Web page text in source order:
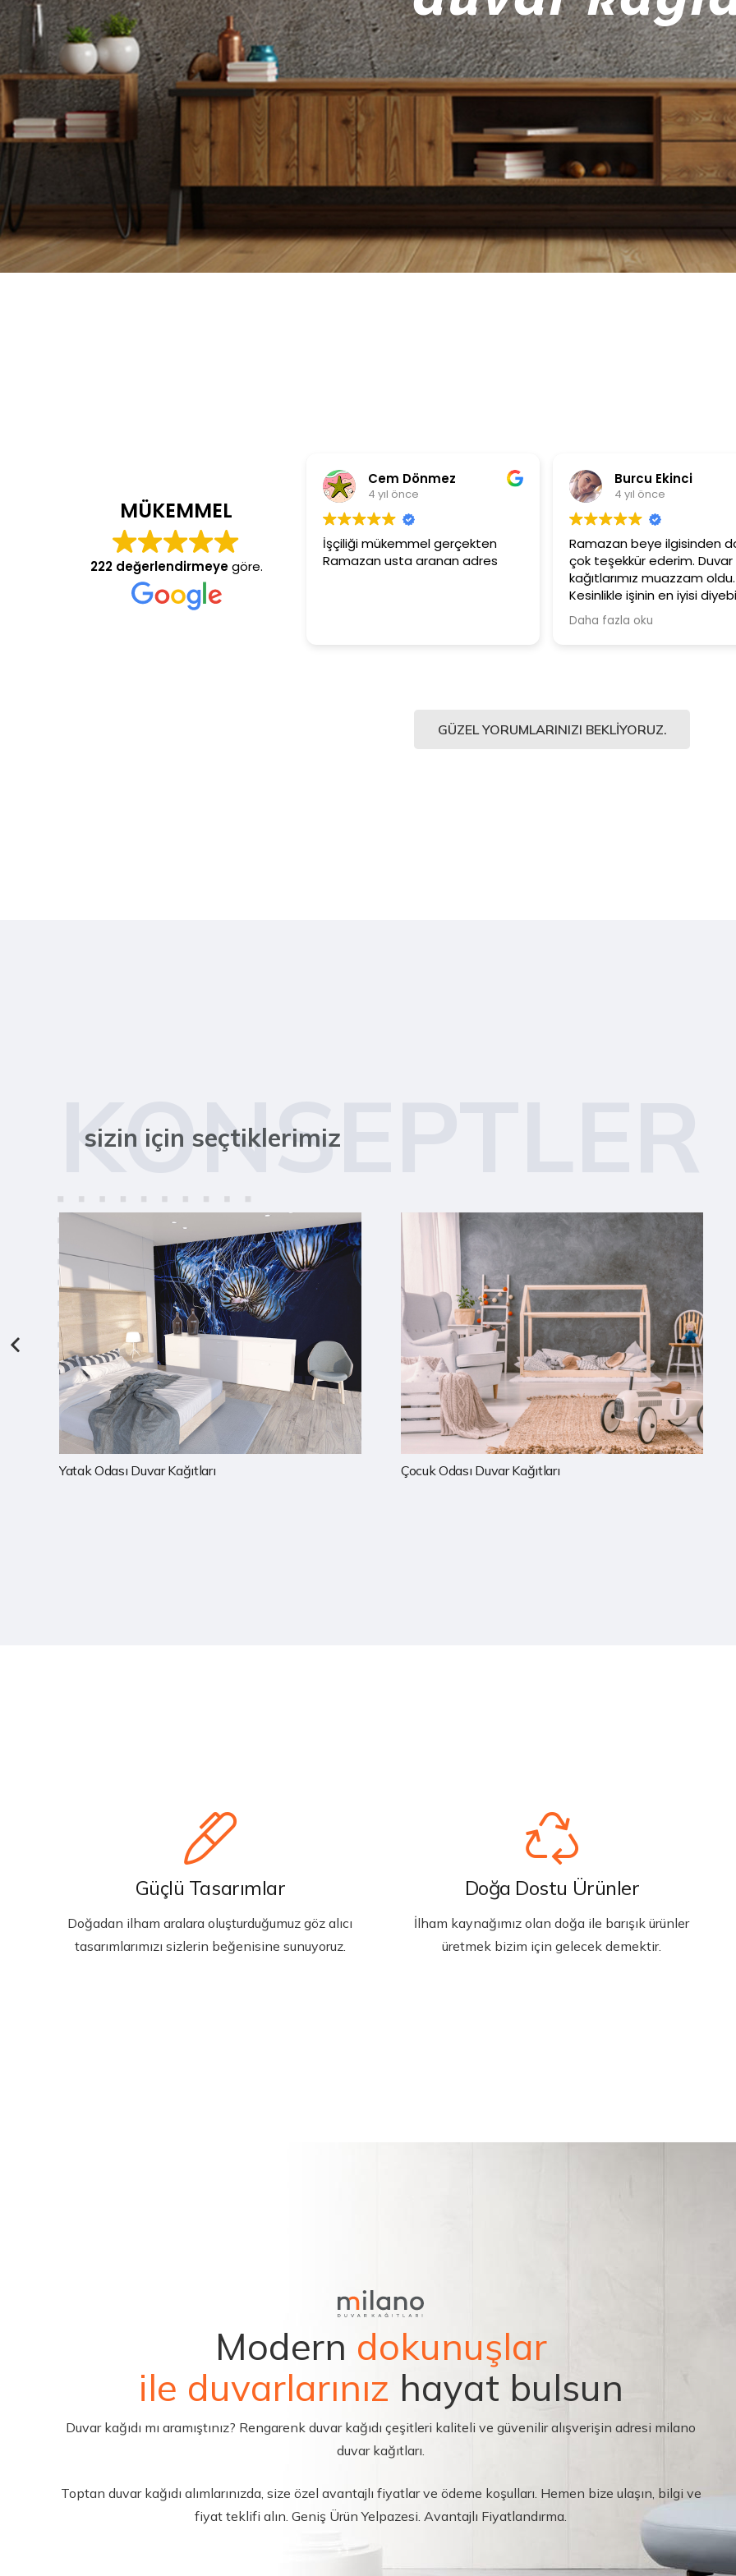
MÜKEMMEL
222 değerlendirmeyegöre.
Cem Dönmez
İşçiliği mükemmel gerçekten
Ramazan usta aranan adres
Burcu Ekinci
Ramazan beye ilgisinden dolayı
çok teşekkür ederim. Duvar
kağıtlarımız muazzam oldu.
Kesinlikle işinin en iyisi diyebilirim.
Şiddetle tavsiye ediyorum.
Ürünler
Güler
GÜZEL YORUMLARINIZI BEKLIYORUZ.
KONSEPTLER
sizin için seçtiklerimiz
Çocuk Odası Duvar Kağıtları Mutfak Duvar Kağıtları
Güçlü Tasarımlar
Doğadan ilham aralara oluşturduğumuz göz alıcı
tasarımlarımızı sizlerin beğenisine sunuyoruz.
Doğa Dostu Ürünler
İlham kaynağımız olan doğa ile barışık ürünler
üretmek bizim için gelecek demektir.
Modern dokunuşlar
ile duvarlarınız hayat bulsun
Duvar kağıdı mı aramıştınız? Rengarenk duvar kağıdı çeşitleri kaliteli ve güvenilir alışverişin adresi milano
duvar kağıtları.
Toptan duvar kağıdı alımlarınızda, size özel avantajlı fiyatlar ve ödeme koşulları. Hemen bize ulaşın, bilgi ve
fiyat teklifi alın. Geniş Ürün Yelpazesi. Avantajlı Fiyatlandırma.